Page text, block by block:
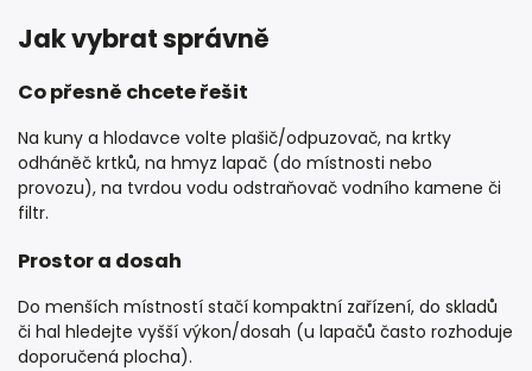
Jak vybrat správně
Co přesně chcete řešit
Na kuny a hlodavce volte plašič/odpuzovač, na krtky
odháněč krtků, na hmyz lapač (do místnosti nebo
provozu), na tvrdou vodu odstraňovač vodního kamene či
filtr.
Prostor a dosah
Do menších místností stačí kompaktní zařízení, do skladů
či hal hledejte vyšší výkon/dosah (u lapačů často rozhoduje
doporučená plocha).